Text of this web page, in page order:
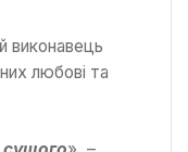
виконавець
любові та